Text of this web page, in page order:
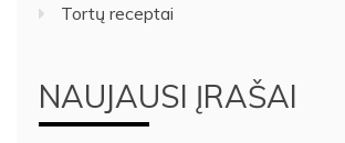
Tortų receptai
NAUJAUSI ĮRAŠAI